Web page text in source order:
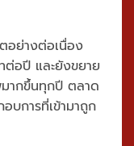
ตอย่างต่อเนื่อง
อปี และยังขยาย
มากขึ้นทุกปี ตลาด
บการที่เข้ามาถูก